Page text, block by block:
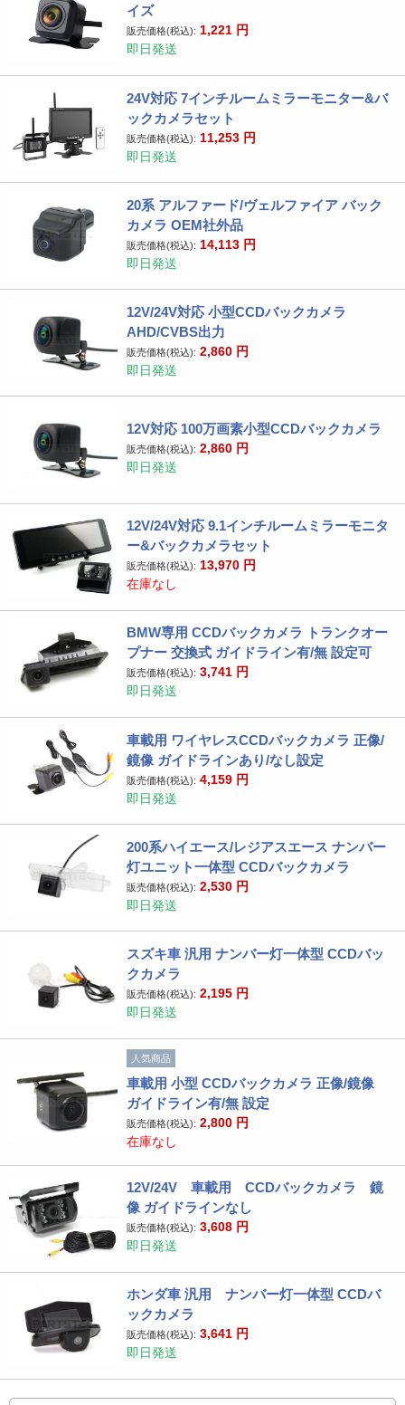
イズ
販売価格(税込): 1,221 円
即日発送
24V対応 7インチルームミラーモニター&バ
ックカメラセット
販売価格(税込): 11,253 円
即日発送
20系 アルファード/ヴェルファイア バック
カメラ OEM社外品
販売価格(税込): 14,113 円
即日発送
12V/24V対応 小型CCDバックカメラ
AHD/CVBS出力
販売価格(税込): 2,860 円
即日発送
12V対応 100万画素小型CCDバックカメラ
販売価格(税込): 2,860 円
即日発送
12V/24V対応 9.1インチルームミラーモニタ
ー&バックカメラセット
販売価格(税込): 13,970 円
在庫なし
BMW専用 CCDバックカメラ トランクオー
プナー 交換式 ガイドライン有/無 設定可
販売価格(税込): 3,741 円
即日発送
車載用 ワイヤレスCCDバックカメラ 正像/
鏡像 ガイドラインあり/なし設定
販売価格(税込): 4,159 円
即日発送
200系ハイエース/レジアスエース ナンバー
灯ユニット一体型 CCDバックカメラ
販売価格(税込): 2,530 円
即日発送
スズキ車 汎用 ナンバー灯一体型 CCDバッ
クカメラ
販売価格(税込): 2,195 円
即日発送
人気商品
車載用 小型 CCDバックカメラ 正像/鏡像
ガイドライン有/無 設定
販売価格(税込): 2,800 円
在庫なし
12V/24V 車載用 CCDバックカメラ 鏡
像 ガイドラインなし
販売価格(税込): 3,608 円
即日発送
ホンダ車 汎用 ナンバー灯一体型 CCDバ
ックカメラ
販売価格(税込): 3,641 円
即日発送